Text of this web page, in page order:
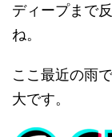
ディープまで
ね。
ここ最近の雨
大です。